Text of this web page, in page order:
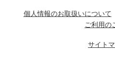
個人情報のお取扱いについて
ご利用の
サイト